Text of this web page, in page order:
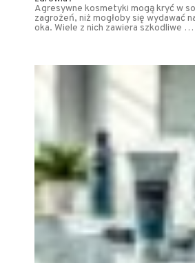
Agresywne kosmetyki mogą kryć w
zagrożeń, niż mogłoby się wydawać
oka. Wiele z nich zawiera szkodliwe …